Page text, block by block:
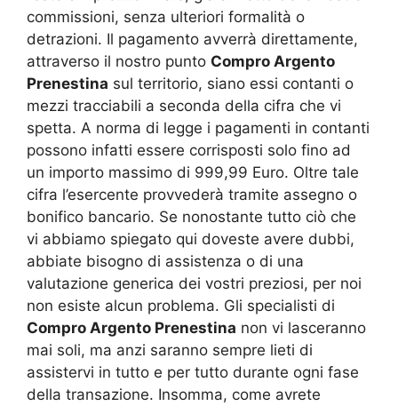
commissioni, senza ulteriori formalità o
detrazioni. Il pagamento avverrà direttamente,
attraverso il nostro punto Compro Argento
Prenestina sul territorio, siano essi contanti o
mezzi tracciabili a seconda della cifra che vi
spetta. A norma di legge i pagamenti in contanti
possono infatti essere corrisposti solo fino ad
un importo massimo di 999,99 Euro. Oltre tale
cifra l’esercente provvederà tramite assegno o
bonifico bancario. Se nonostante tutto ciò che
vi abbiamo spiegato qui doveste avere dubbi,
abbiate bisogno di assistenza o di una
valutazione generica dei vostri preziosi, per noi
non esiste alcun problema. Gli specialisti di
Compro Argento Prenestina non vi lasceranno
mai soli, ma anzi saranno sempre lieti di
assistervi in tutto e per tutto durante ogni fase
della transazione. Insomma, come avrete